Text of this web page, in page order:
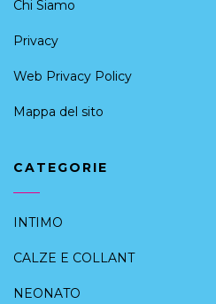
Chi Siamo
Privacy
Web Privacy Policy
Mappa del sito
CATEGORIE
INTIMO
CALZE E COLLANT
NEONATO